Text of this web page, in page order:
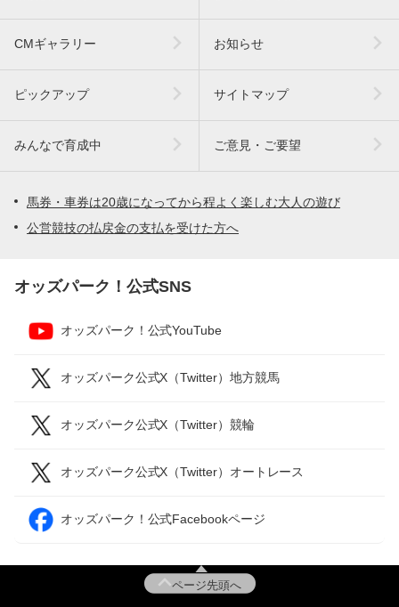
CMギャラリー お知らせ
ピックアップ サイトマップ
みんなで育成中 ご意見・ご要望
馬券・車券は20歳になってから程よく楽しむ大人の遊び
公営競技の払戻金の支払を受けた方へ
オッズパーク！公式SNS
オッズパーク！公式YouTube
オッズパーク公式X（Twitter）地方競馬
オッズパーク公式X（Twitter）競輪
オッズパーク公式X（Twitter）オートレース
オッズパーク！公式Facebookページ
ページ先頭へ